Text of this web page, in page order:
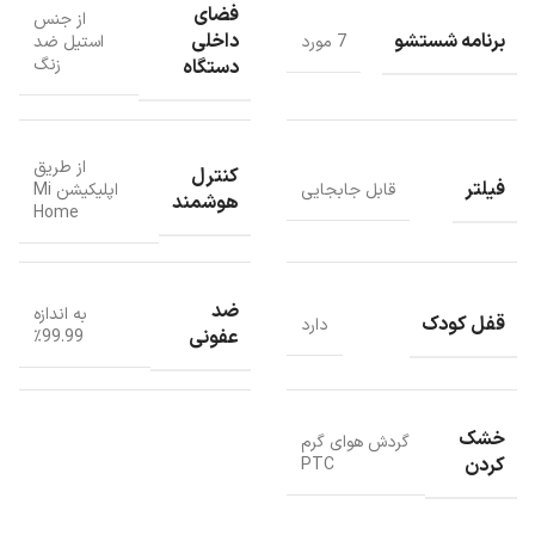
ماشین ظرفشویی رومیزی هوشمند شیائومی مدل S1( ۵ نفره) دارای
تنظیمات دما زیر می باشد:
60 درجه سانتیگراد
مشخصات طراحی
ظرفشویی رومیزی S1 دارای طراحی جمع و جور و بدنه فوق العاده نازک می
فوق العاده نازک 350 میلی متر، فضای بسیار کمی را اشغال می‌کند و به
برنامه شستشو 7 مورد
فضای
داخلی
دستگاه
از جنس
استیل ضد
زنگ
فیلتر قابل جابجایی
کنترل
هوشمند
از طریق
اپلیکیشن Mi
Home
قفل کودک دارد
ضد
عفونی
به اندازه
99.99٪
خشک
کردن
گردش هوای گرم
PTC